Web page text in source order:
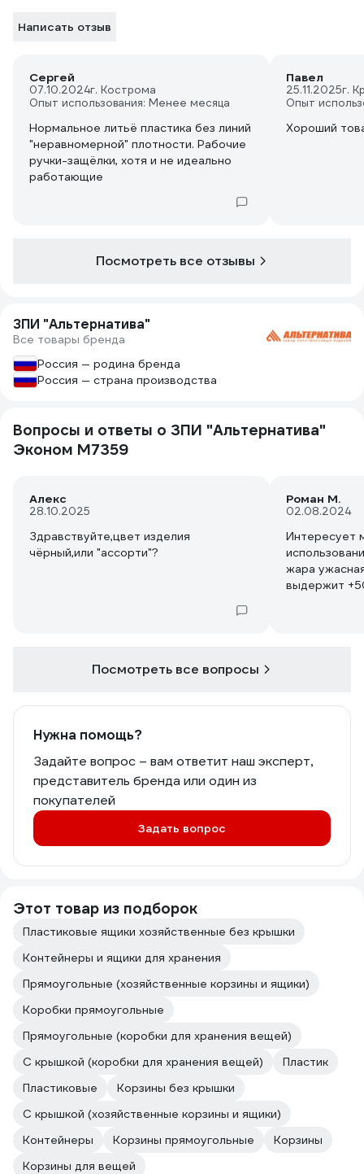
Написать отзыв
Сергей
07.10.2024г. Кострома
Опыт использования: Менее месяца
Нормальное литьё пластика без линий
"неравномерной" плотности. Рабочие
ручки-защёлки, хотя и не идеально
работающие
Павел
25.11.2025г.
Опыт
Хороший
Посмотреть все отзывы
ЗПИ "Альтернатива"
Все товары бренда
Россия — родина бренда
Россия — страна производства
Вопросы и ответы о ЗПИ "Альтернатива"
Эконом М7359
Алекс
28.10.2025
Здравствуйте,цвет изделия
чёрный,или "ассорти"?
Роман М.
02.08.2024
Интересует
жара
выдержит
Посмотреть все вопросы
Нужна помощь?
Задайте вопрос – вам ответит наш эксперт,
представитель бренда или один из
покупателей
Задать вопрос
Этот товар из подборок
Пластиковые ящики хозяйственные без крышки
Контейнеры и ящики для хранения
Прямоугольные (хозяйственные корзины и ящики)
Коробки прямоугольные
Прямоугольные (коробки для хранения вещей)
С крышкой (коробки для хранения вещей)
Пластик
Пластиковые
Корзины без крышки
С крышкой (хозяйственные корзины и ящики)
Контейнеры
Корзины прямоугольные
Корзины
Корзины для вещей